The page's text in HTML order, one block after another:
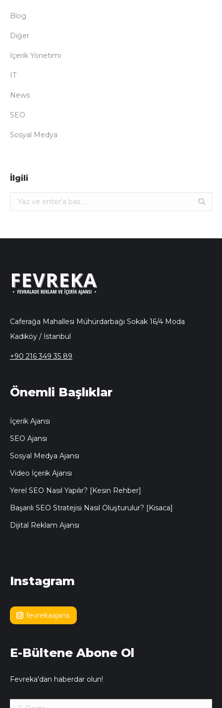
Blog
Diğer
İçerik Yönetimi
IT
News
SEO
Sosyal Medya
İlgili
Ara:
Caferağa Mahallesi Mühürdarbağı Sokak 16/4 Moda
Kadıköy / İstanbul
+90 216 349 35 89
Önemli Başlıklar
İçerik Ajansı
SEO Ajansı
Sosyal Medya Ajansı
Video İçerik Ajansı
Yerel SEO Nasıl Yapılır? [Kesin Rehber]
Başarılı SEO Stratejisi Nasıl Oluşturulur? [Kısaca]
Dijital Reklam Ajansı
Instagram
fevrekaajans
E-Bültene Abone Ol
Fevreka'dan haberdar olun!